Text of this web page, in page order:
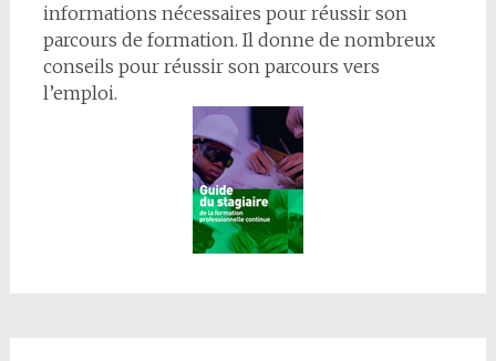
informations nécessaires pour réussir son
parcours de formation. Il donne de nombreux
conseils pour réussir son parcours vers
l’emploi.